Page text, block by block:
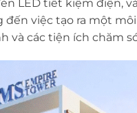
LED tiết kiệm điện,
việc tạo ra một
và các tiện ích chăm